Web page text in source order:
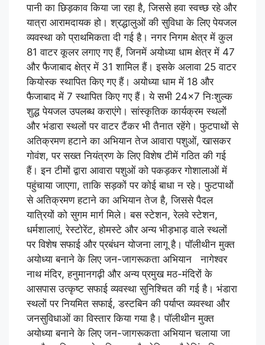
पानी का छिड़काव किया जा रहा है, जिससे हवा स्वच्छ रहे और
यात्रा आरामदायक हो। श्रद्धालुओं की सुविधा के लिए पेयजल
व्यवस्था को प्राथमिकता दी गई है। नगर निगम क्षेत्र में कुल
81 वाटर कूलर लगाए गए हैं, जिनमें अयोध्या धाम क्षेत्र में 47
और फैजाबाद क्षेत्र में 31 शामिल हैं। इसके अलावा 25 वाटर
कियोस्क स्थापित किए गए हैं। अयोध्या धाम में 18 और
फैजाबाद में 7 स्थापित किए गए हैं। ये सभी 24×7 निःशुल्क
शुद्ध पेयजल उपलब्ध कराएंगे। सांस्कृतिक कार्यक्रम स्थलों
और भंडारा स्थलों पर वाटर टैंकर भी तैनात रहेंगे। फुटपाथों से
अतिक्रमण हटाने का अभियान तेज आवारा पशुओं, खासकर
गोवंश, पर सख्त नियंत्रण के लिए विशेष टीमें गठित की गई
हैं। इन टीमों द्वारा आवारा पशुओं को पकड़कर गोशालाओं में
पहुंचाया जाएगा, ताकि सड़कों पर कोई बाधा न रहे। फुटपाथों
से अतिक्रमण हटाने का अभियान तेज है, जिससे पैदल
यात्रियों को सुगम मार्ग मिले। बस स्टेशन, रेलवे स्टेशन,
धर्मशालाएं, रेस्टोरेंट, होमस्टे और अन्य भीड़भाड़ वाले स्थलों
पर विशेष सफाई और प्रबंधन योजना लागू है। पॉलीथीन मुक्त
अयोध्या बनाने के लिए जन-जागरूकता अभियान नागेश्वर
नाथ मंदिर, हनुमानगढ़ी और अन्य प्रमुख मठ-मंदिरों के
आसपास उत्कृष्ट सफाई व्यवस्था सुनिश्चित की गई है। भंडारा
स्थलों पर नियमित सफाई, डस्टबिन की पर्याप्त व्यवस्था और
जनसुविधाओं का विस्तार किया गया है। पॉलीथीन मुक्त
अयोध्या बनाने के लिए जन-जागरूकता अभियान चलाया जा